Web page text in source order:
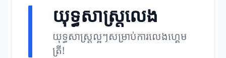
យុទ្ធសាស្ត្រលេង
យុទ្ធសាស្រ្តល្អៗសម្រាប់ការលេងហ្គេម
ត្រី!